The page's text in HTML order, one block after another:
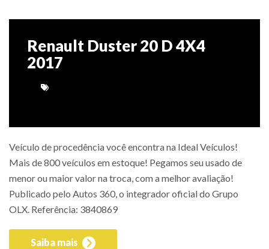
Renault Duster 20 D 4X4
2017
Veículo de procedência você encontra na Ideal Veículos!
Mais de 800 veículos em estoque! Pegamos seu usado de
menor ou maior valor na troca, com a melhor avaliação!
Publicado pelo Autos 360, o integrador oficial do Grupo
OLX. Referência: 3840869
Saiba mais